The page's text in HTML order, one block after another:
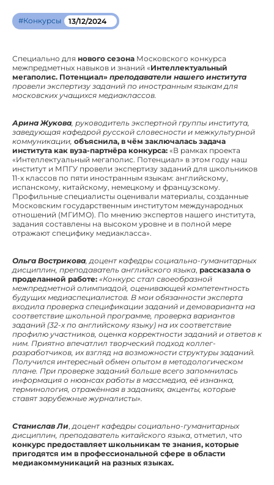
#Конкурсы 13/12/2024
Специально для нового сезона Московского конкурса
межпредметных навыков и знаний «Интеллектуальный
мегаполис. Потенциал» преподаватели нашего института
провели экспертизу заданий по иностранным языкам для
московских учащихся медиаклассов.
Арина Жукова, руководитель экспертной группы института,
заведующая кафедрой русской словесности и межкультурной
коммуникации, объяснила, в чём заключалась задача
института как вуза-партнёра конкурса: «В рамках проекта
«Интеллектуальный мегаполис. Потенциал» в этом году наш
институт и МПГУ провели экспертизу заданий для школьников
11-х классов по пяти иностранным языкам: английскому,
испанскому, китайскому, немецкому и французскому.
Профильные специалисты оценивали материалы, созданные
Московским государственным институтом международных
отношений (МГИМО). По мнению экспертов нашего института,
задания составлены на высоком уровне и в полной мере
отражают специфику медиакласса».
Ольга Вострикова, доцент кафедры социально-гуманитарных
дисциплин, преподаватель английского языка, рассказала о
проделанной работе: «Конкурс стал своеобразной
межпредметной олимпиадой, оценивающей компетентность
будущих медиаспециалистов. В мои обязанности эксперта
входила проверка спецификации заданий и демоварианта на
соответствие школьной программе, проверка вариантов
заданий (32-х по английскому языку) на их соответствие
профилю участников, оценка корректности заданий и ответов к
ним. Приятно впечатлил творческий подход коллег-
разработчиков, их взгляд на возможности структуры заданий.
Получился интересный обмен опытом в методологическом
плане. При проверке заданий больше всего запомнилась
информация о нюансах работы в массмедиа, её изнанка,
терминология, отражённая в заданиях, акценты, которые
ставят зарубежные журналисты».
Станислав Ли,доцент кафедры социально-гуманитарных
дисциплин, преподаватель китайского языка, отметил, что
конкурс предоставляет школьникам те знания, которые
пригодятся им в профессиональной сфере в области
медиакоммуникаций на разных языках.